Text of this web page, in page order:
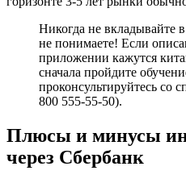
Никогда не вкладывайте
не понимаете! Если
приложении кажутся
сначала пройдите
проконсультируйтесь со
800 555-55-50).
Плюсы и минусы
через Сбербанк